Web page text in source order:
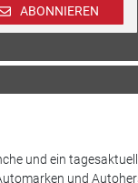
ABONNIEREN
und ein
und